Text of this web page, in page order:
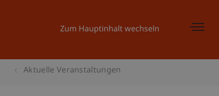
Zum Hauptinhalt wechseln
Aktuelle Veranstaltungen